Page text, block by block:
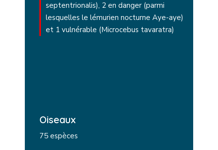
septentrionalis), 2 en danger (parmi
lesquelles le lémurien nocturne Aye-aye)
et 1 vulnérable (Microcebus tavaratra)
Oiseaux
75 espèces